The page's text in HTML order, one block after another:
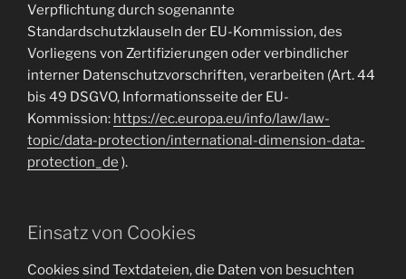
Verpflichtung durch sogenannte
Standardschutzklauseln der EU-Kommission, des
Vorliegens von Zertifizierungen oder verbindlicher
interner Datenschutzvorschriften, verarbeiten (Art. 44
bis 49 DSGVO, Informationsseite der EU-
Kommission: https://ec.europa.eu/info/law/law-
topic/data-protection/international-dimension-data-
protection_de ).
Einsatz von Cookies
Cookies sind Textdateien, die Daten von besuchten